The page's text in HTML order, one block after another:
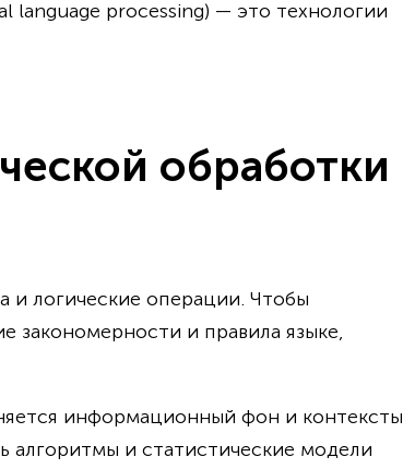
language processing) — это технологии
обработки
логические операции. Чтобы
закономерности и правила языке,
информационный фон и контексты
алгоритмы и статистические модели